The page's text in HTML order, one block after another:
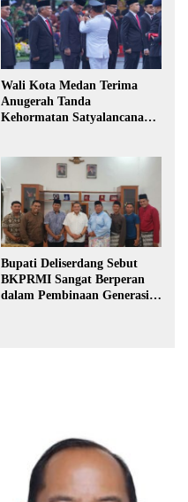
Wali Kota Medan Terima
Anugerah Tanda
Kehormatan Satyalancana
Bupati Deliserdang Sebut
BKPRMI Sangat Berperan
dalam Pembinaan Generasi